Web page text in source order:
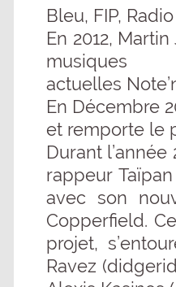
Bleu, FIP,
En 2012,
musiques
actuelles
En Décembre
et remporte le
Durant
rappeur
avec son
Copperfield.
projet,
Ravez